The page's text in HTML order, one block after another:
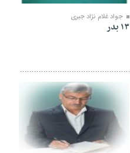
جواد غلام نژاد جبری
۱۳ بدر